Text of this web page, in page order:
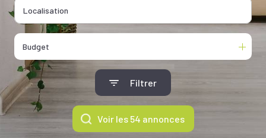
Budget
Filtrer
Voir les 54 annonces